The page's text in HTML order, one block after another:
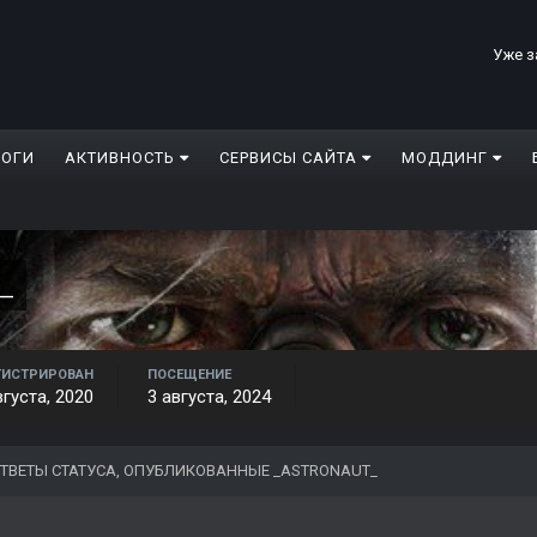
Уже
АКТИВНОСТЬ СЕРВИСЫ САЙТА МОДДИНГ
2020
ПОСЕЩЕНИЕ
3 августа, 2024
СТАТУСА, ОПУБЛИКОВАННЫЕ _ASTRONAUT_